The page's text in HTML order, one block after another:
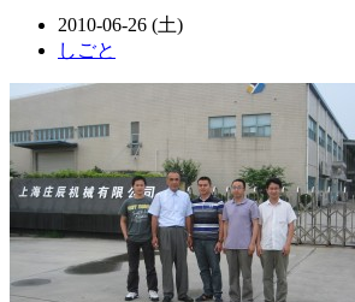
2010-06-26 (土)
しごと